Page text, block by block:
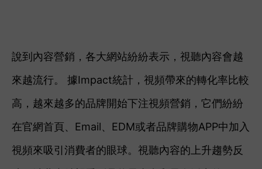
說到內容營銷，各大網站紛紛表示，視聽內容會越
來越流行。 據Impact統計，視頻帶來的轉化率比較
高，越來越多的品牌開始下注視頻營銷，它們紛紛
在官網首頁、Email、EDM或者品牌購物APP中加入
視頻來吸引消費者的眼球。視聽內容的上升趨勢反